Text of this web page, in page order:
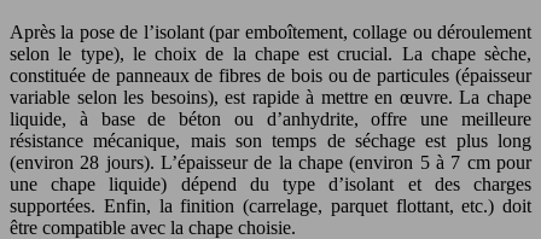
Après la pose de l’isolant (par emboîtement, collage ou déroulement
selon le type), le choix de la chape est crucial. La chape sèche,
constituée de panneaux de fibres de bois ou de particules (épaisseur
variable selon les besoins), est rapide à mettre en œuvre. La chape
liquide, à base de béton ou d’anhydrite, offre une meilleure
résistance mécanique, mais son temps de séchage est plus long
(environ 28 jours). L’épaisseur de la chape (environ 5 à 7 cm pour
une chape liquide) dépend du type d’isolant et des charges
supportées. Enfin, la finition (carrelage, parquet flottant, etc.) doit
être compatible avec la chape choisie.